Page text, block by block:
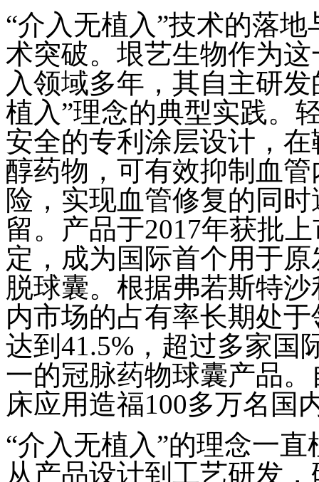
“介入无植入”技术的落
术突破。垠艺生物作为
入领域多年，其自主研
植入”理念的典型实践。
安全的专利涂层设计，
醇药物，可有效抑制血
险，实现血管修复的同
留。产品于2017年获批
定，成为国际首个用于
脱球囊。根据弗若斯特
内市场的占有率长期处
达到41.5%，超过多家国
一的冠脉药物球囊产品
床应用造福100多万名国
“介入无植入”的理念一
从产品设计到工艺研发